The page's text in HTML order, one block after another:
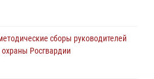
житель обратился в Росгвардию
начальника Управления
сборы руководителей
Росгвардии